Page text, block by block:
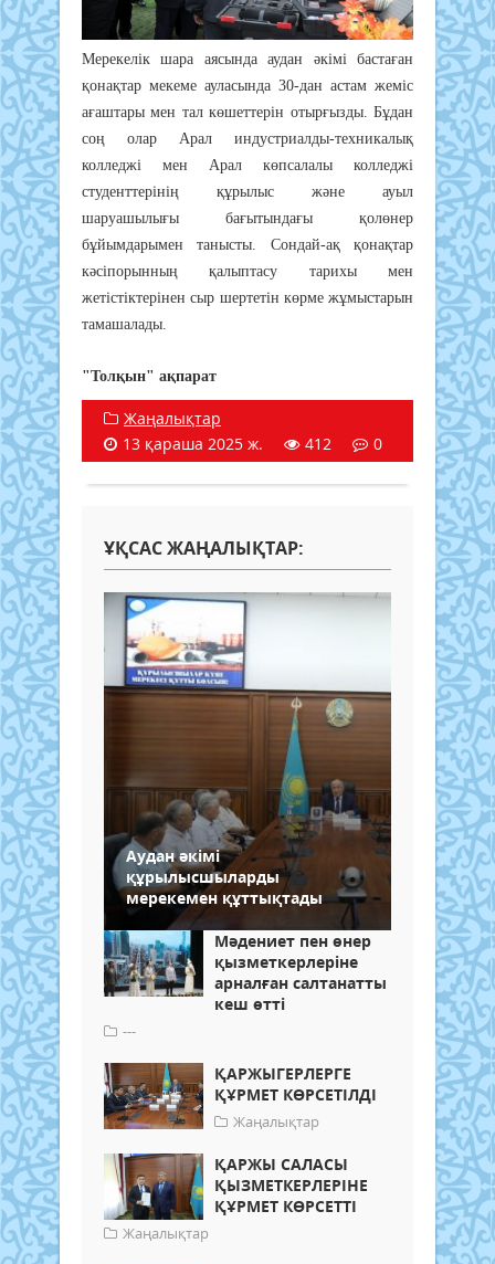
Мерекелік шара аясында аудан әкімі бастаған
қонақтар мекеме ауласында 30-дан астам жеміс
ағаштары мен тал көшеттерін отырғызды. Бұдан
соң олар Арал индустриалды-техникалық
колледжі мен Арал көпсалалы колледжі
студенттерінің құрылыс және ауыл
шаруашылығы бағытындағы қолөнер
бұйымдарымен танысты. Сондай-ақ қонақтар
кәсіпорынның қалыптасу тарихы мен
жетістіктерінен сыр шертетін көрме жұмыстарын
тамашалады.
"Толқын" ақпарат
Жаңалықтар
13 қараша 2025 ж.
412 0
ҰҚСАС ЖАҢАЛЫҚТАР:
Аудан әкімі
құрылысшыларды
мерекемен құттықтады
Мәдениет пен өнер
қызметкерлеріне
арналған салтанатты
кеш өтті
---
ҚАРЖЫГЕРЛЕРГЕ
ҚҰРМЕТ КӨРСЕТІЛДІ
Жаңалықтар
ҚАРЖЫ САЛАСЫ
ҚЫЗМЕТКЕРЛЕРІНЕ
ҚҰРМЕТ КӨРСЕТТІ
Жаңалықтар